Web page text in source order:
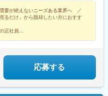
新前橋駅、渋川駅、駒形駅、細谷
央駅、湖北駅、江見駅、佐倉駅、
、江戸川台駅、神立駅、みどりの
延方駅、常陸鴻巣駅、日立駅、佐
知県)、北岡崎駅、石仏駅、田県神
、港区役所駅、新守山駅、尾張星
具駅、朝熊駅、亀山駅(三重県)、霞
駅、加佐登駅、江吉良駅、新加納
要が絶えないニーズある業界へ ／
るだけ」から脱却したい方におすす
正社員
応募する